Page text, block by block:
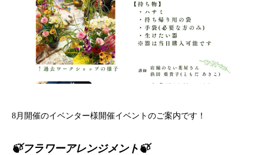
8月開催のイベンター様開催イベントのご案内です！
🍃フラワーアレンジメント🍃